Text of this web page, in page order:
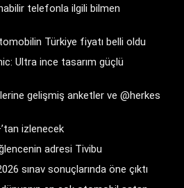
telefonla ilgili bilmen
Türkiye fiyatı belli oldu
Ultra ince tasarım güçlü
gelişmiş anketler ve @herkes
izlenecek
adresi Tivibu
sınav sonuçlarında öne çıktı